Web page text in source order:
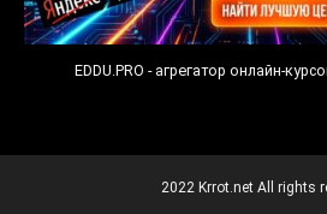
EDDU.PRO - агрегатор онлайн-
2022 Krrot.net All rights